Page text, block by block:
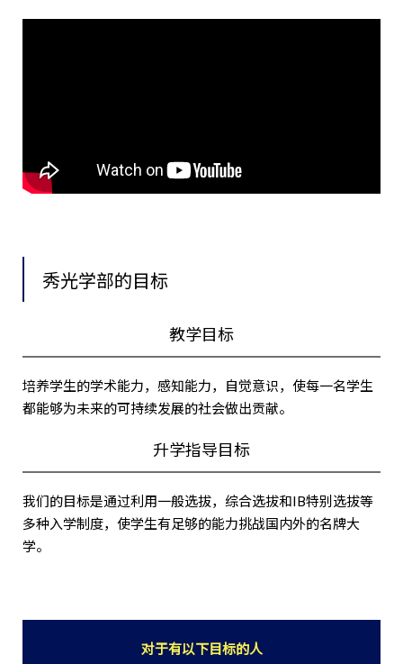
秀光学部的目标
教学目标
培养学生的学术能力，感知能力，自觉意识，使每一名学生
都能够为未来的可持续发展的社会做出贡献。
升学指导目标
我们的目标是通过利用一般选拔，综合选拔和IB特别选拔等
多种入学制度，使学生有足够的能力挑战国内外的名牌大
学。
对于有以下目标的人